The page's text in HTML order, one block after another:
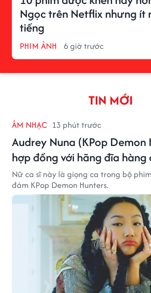
Ngọc trên Netflix nhưng ít
tiếng
PHIM ẢNH 6 giờ trước
TIN MỚI
ÂM NHẠC 13 phút trước
Audrey Nuna (KPop Demon
hợp đồng với hãng đĩa hàng
Nữ ca sĩ này là giọng ca trong bộ
đám KPop Demon Hunters.